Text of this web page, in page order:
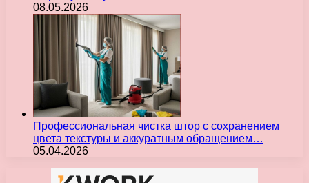
08.05.2026
Профессиональная чистка штор с сохранением
цвета текстуры и аккуратным обращением…
05.04.2026